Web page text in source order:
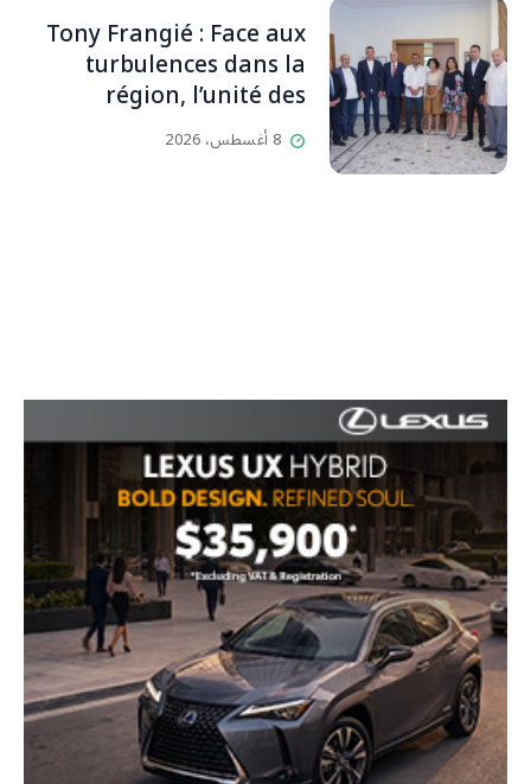
إقفاله لكنه لم يستطع لأنه
بيت رسالة وتاريخ وإيمان وقيم
مستمرة (صور وVideo)
Tony Frangié : Face aux
turbulences dans la
région, l’unité des
Libanais est primordiale
L’OLJ / Par Scarlett
8 أغسطس، 2026